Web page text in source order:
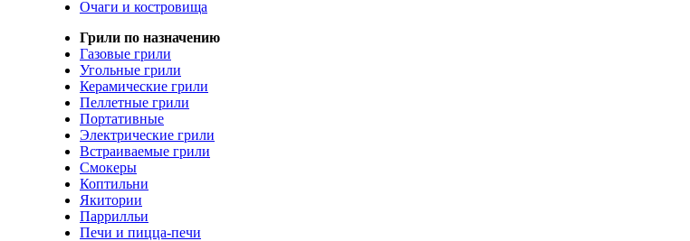
Очаги и костровища
Грили по назначению
Газовые грили
Угольные грили
Керамические грили
Пеллетные грили
Портативные
Электрические грили
Встраиваемые грили
Смокеры
Коптильни
Якитории
Паррилльи
Печи и пицца-печи